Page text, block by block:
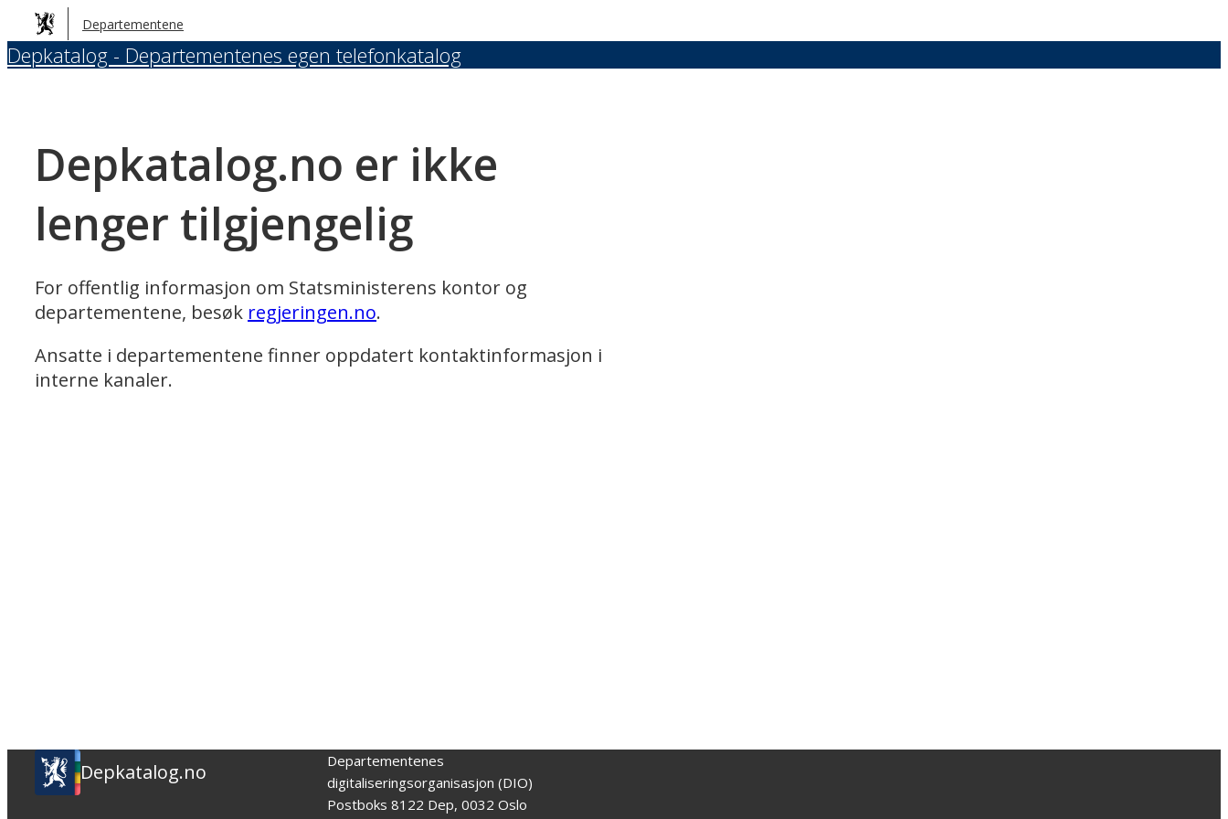
Hopp
til
hovedinnhold
Departementene
Depkatalog - Departementenes egen telefonkatalog
Depkatalog.no er ikke
lenger tilgjengelig
For offentlig informasjon om Statsministerens kontor og
departementene, besøk regjeringen.no.
Ansatte i departementene finner oppdatert kontaktinformasjon i
interne kanaler.
Depkatalog.no
Departementenes
digitaliseringsorganisasjon (DIO)
Postboks 8122 Dep, 0032 Oslo